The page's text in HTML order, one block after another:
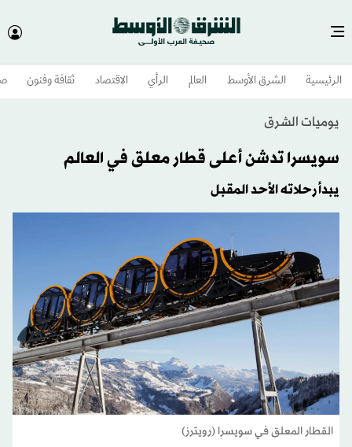
الرئيسية الشرق الأوسط​ العالم الرأي الاقتصاد ثقافة وفنون
يوميات الشرق
سويسرا تدشن أعلى قطار معلق في العالم
يبدأ رحلاته الأحد المقبل
القطار المعلق في سويسرا (رويترز)